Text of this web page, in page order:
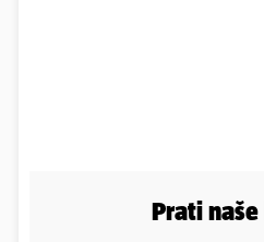
Prati